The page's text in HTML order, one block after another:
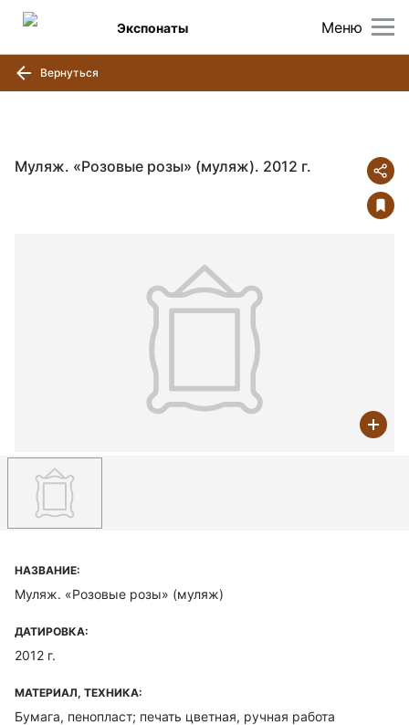
Меню
Экспонаты
Вернуться
Муляж. «Розовые розы» (муляж). 2012 г.
НАЗВАНИЕ:
Муляж. «Розовые розы» (муляж)
ДАТИРОВКА:
2012 г.
МАТЕРИАЛ, ТЕХНИКА:
Бумага, пенопласт; печать цветная, ручная работа